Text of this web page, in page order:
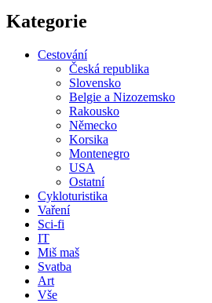
Kategorie
Cestování
Česká republika
Slovensko
Belgie a Nizozemsko
Rakousko
Německo
Korsika
Montenegro
USA
Ostatní
Cykloturistika
Vaření
Sci-fi
IT
Miš maš
Svatba
Art
Vše